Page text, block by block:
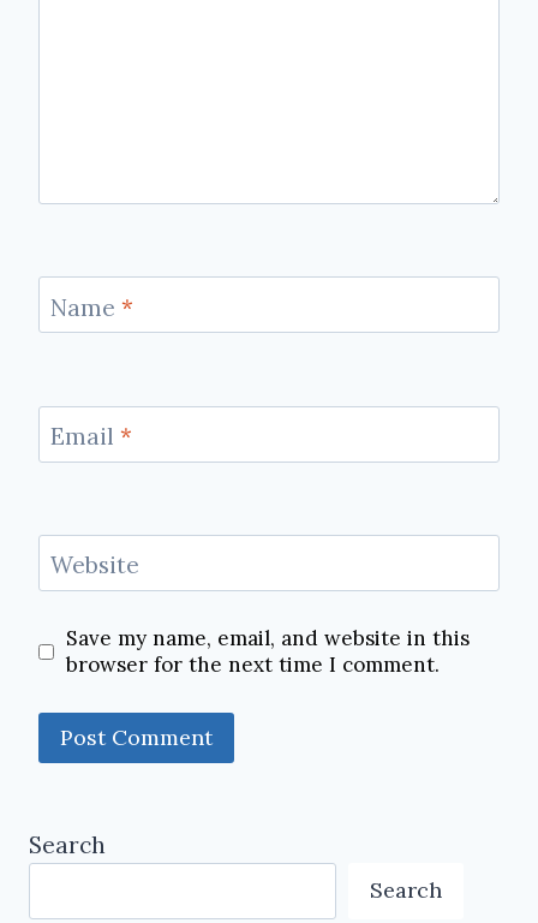
Name *
Email *
Website
Save my name, email, and website in this
browser for the next time I comment.
Search
Search